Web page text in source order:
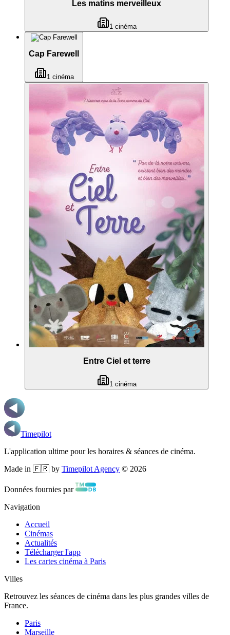
Les matins merveilleux
1 cinéma
Cap Farewell
1 cinéma
Entre Ciel et terre
1cinéma
Timepilot
L'application ultime pour les horaires & séances de cinéma.
Made in 🇫🇷 by Timepilot Agency © 2026
Données fournies par
Navigation
Accueil
Cinémas
Actualités
Télécharger l'app
Les cartes cinéma à Paris
Villes
Retrouvez les séances de cinéma dans les plus grandes villes de
France.
Paris
Marseille